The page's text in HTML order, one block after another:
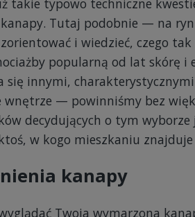
takie typowo techniczne
Tutaj podobnie — na
i wiedzieć, czego
popularną od lat skórę i
innymi,
wnętrze — powinniśmy bez
decydujących o tym
w kogo mieszkaniu
kanapy
Twoja wymarzona